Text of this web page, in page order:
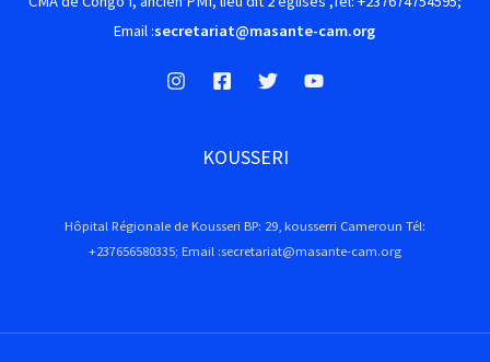
Email :secretariat@masante-cam.org
KOUSSERI
Hôpital Régionale de Kousseri BP: 29, kousserri Cameroun Tél:
+237656580335; Email :secretariat@masante-cam.org